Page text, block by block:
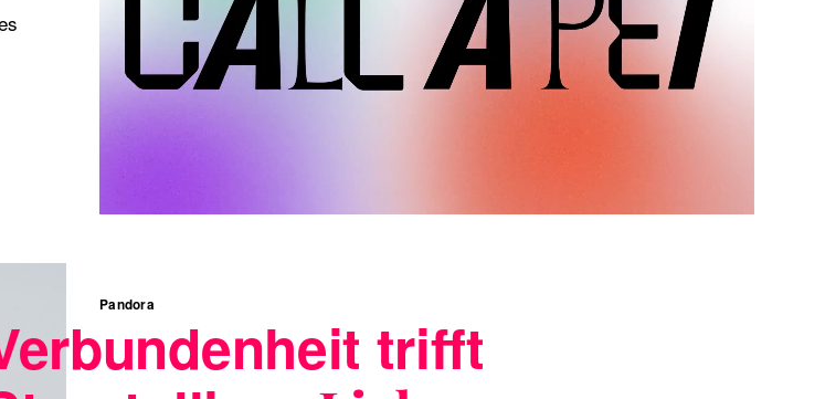
Pandora
trifft